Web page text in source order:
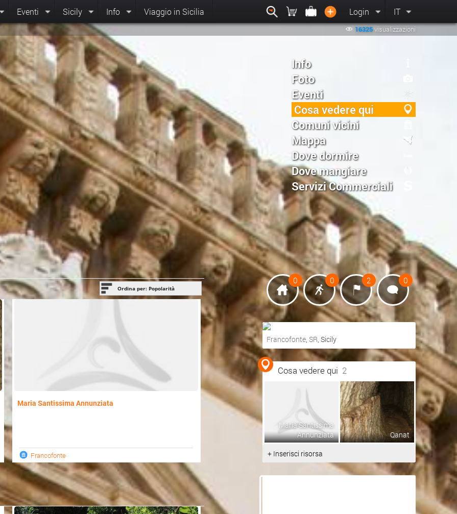
Eventi Sicily Info Viaggio in Sicilia Login IT
16325visualizzazioni
Info
Foto
Eventi
Cosa vedere qui
Comuni vicini
Mappa
Dove dormire
Dove mangiare
Servizi Commerciali
Ordina per: Popolarità
Popolarità
Nome
Maria Santissima Annunziata
Francofonte
0 0 2 0
Ottieni indicazioni stradali
Visualizza mappa
Francofonte,SR, Sicily
Cosa vedere qui 2
Maria Santissima
Annunziata
Qanat
+ Inserisci risorsa